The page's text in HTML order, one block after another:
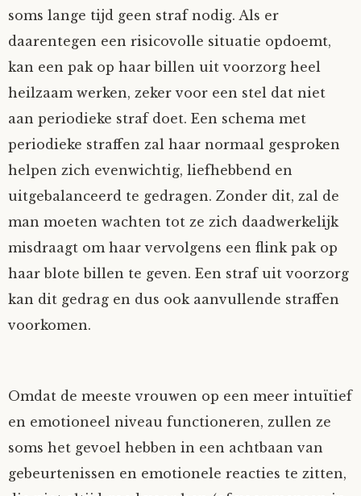
soms lange tijd geen straf nodig. Als er
daarentegen een risicovolle situatie opdoemt,
kan een pak op haar billen uit voorzorg heel
heilzaam werken, zeker voor een stel dat niet
aan periodieke straf doet. Een schema met
periodieke straffen zal haar normaal gesproken
helpen zich evenwichtig, liefhebbend en
uitgebalanceerd te gedragen. Zonder dit, zal de
man moeten wachten tot ze zich daadwerkelijk
misdraagt om haar vervolgens een flink pak op
haar blote billen te geven. Een straf uit voorzorg
kan dit gedrag en dus ook aanvullende straffen
voorkomen.
Omdat de meeste vrouwen op een meer intuïtief
en emotioneel niveau functioneren, zullen ze
soms het gevoel hebben in een achtbaan van
gebeurtenissen en emotionele reacties te zitten,